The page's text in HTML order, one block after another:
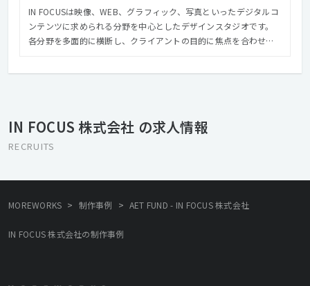
IN FOCUSは映像、WEB、グラフィック、写真といったデジタルコ
ンテンツに求められる分野を中心としたデザインスタジオです。
各分野を多面的に横断し、クライアントの目的に焦点を合わせた
れぞれの部署ごとの制作だけでなく、ブランディングやプランニ
ングなど全体を見据えた総合的なクリエイティブを実施し、クオ
ラリーとしても運営をしており年間を通じて多くのクリエイター
FOCUSは創立10年目を迎えることができました。 次の10年に進む
IN FOCUS 株式会社 の求人情報
RECRUITS
MOREWORKS > 制作事例 > AET FUND - IN FOCUS 株式会社
IN FOCUS 株式会社の制作事例